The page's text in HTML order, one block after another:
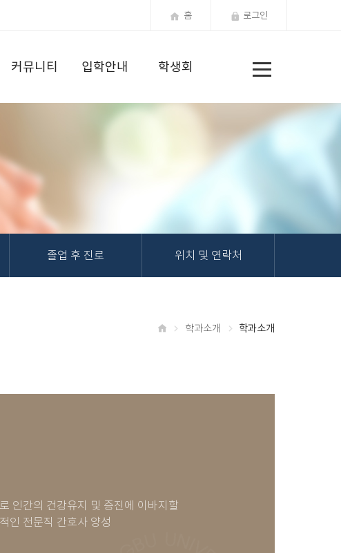
뉴
홈 로그인
커뮤니티 입학안내 학생회
졸업 후 진로 위치 및 연락처
학과소개 학과소개
인간의 건강유지 및 증진에 이바지할
인 전문직 간호사 양성